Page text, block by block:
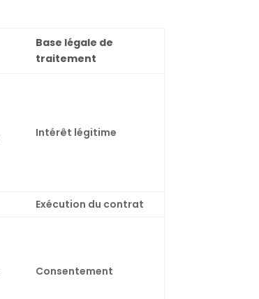
Base légale de
traitement
Intérêt légitime
Exécution du contrat
Consentement